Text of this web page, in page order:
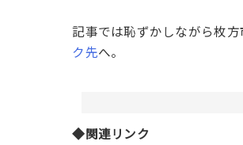
記事では恥ずかしながら枚
ク先へ。
◆関連リンク